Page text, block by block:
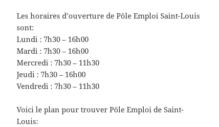
Les horaires d’ouverture de Pôle Emploi Saint-Louis
sont:
Lundi : 7h30 – 16h00
Mardi : 7h30 – 16h00
Mercredi : 7h30 – 11h30
Jeudi : 7h30 – 16h00
Vendredi : 7h30 – 11h30
Voici le plan pour trouver Pôle Emploi de Saint-
Louis: